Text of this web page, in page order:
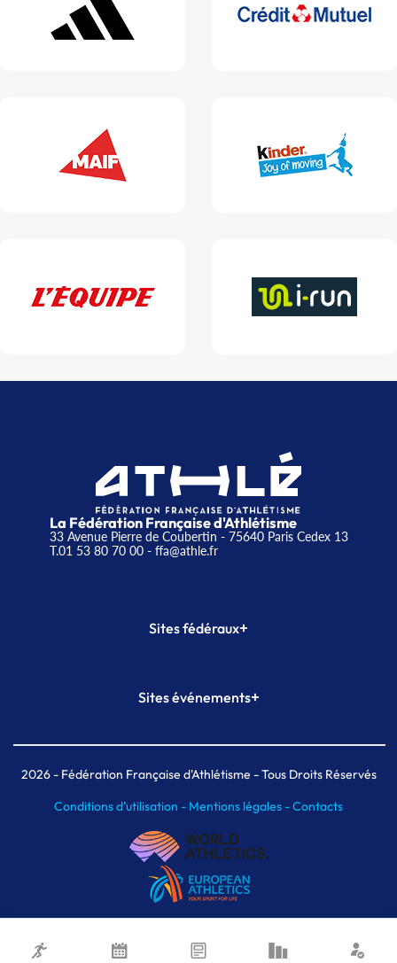
La Fédération Française d'Athlétisme
33 Avenue Pierre de Coubertin - 75640 Paris Cedex 13
T.01 53 80 70 00- ffa@athle.fr
Sites fédéraux+
Plateforme Formation
Sites événements+
Meeting de Paris indoor
MAIF Ekiden de Paris
2026- Fédération Française d'Athlétisme - Tous Droits Réservés
Conditions d'utilisation - Mentions légales -Contacts